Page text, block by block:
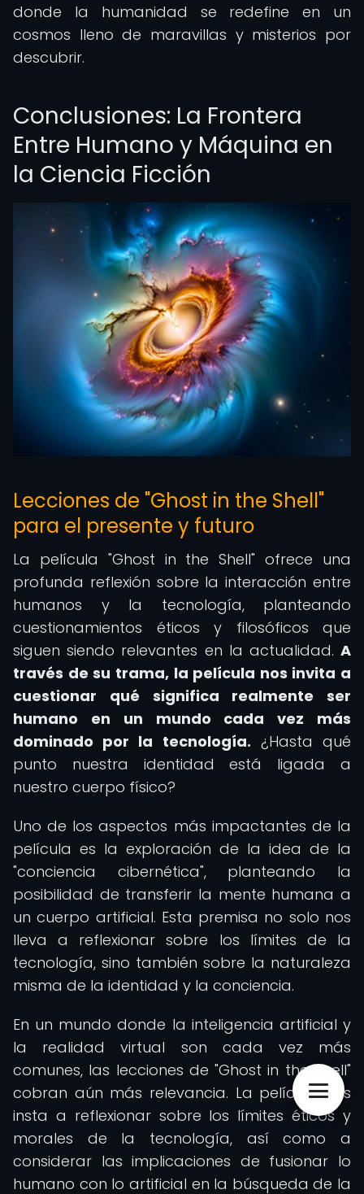
donde la humanidad se redefine en un
cosmos lleno de maravillas y misterios por
descubrir.
Conclusiones: La Frontera
Entre Humano y Máquina en
la Ciencia Ficción
Lecciones de "Ghost in the Shell"
para el presente y futuro
La película "Ghost in the Shell" ofrece una
profunda reflexión sobre la interacción entre
humanos y la tecnología, planteando
cuestionamientos éticos y filosóficos que
siguen siendo relevantes en la actualidad. A
través de su trama, la película nos invita a
cuestionar qué significa realmente ser
humano en un mundo cada vez más
dominado por la tecnología. ¿Hasta qué
punto nuestra identidad está ligada a
nuestro cuerpo físico?
Uno de los aspectos más impactantes de la
película es la exploración de la idea de la
"conciencia cibernética", planteando la
posibilidad de transferir la mente humana a
un cuerpo artificial. Esta premisa no solo nos
lleva a reflexionar sobre los límites de la
tecnología, sino también sobre la naturaleza
misma de la identidad y la conciencia.
En un mundo donde la inteligencia artificial y
la realidad virtual son cada vez más
comunes, las lecciones de "Ghost in the Shell"
cobran aún más relevancia. La película nos
insta a reflexionar sobre los límites éticos y
morales de la tecnología, así como a
considerar las implicaciones de fusionar lo
humano con lo artificial en la búsqueda de la